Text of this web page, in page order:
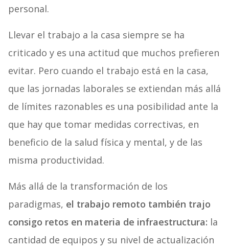
personal.
Llevar el trabajo a la casa siempre se ha
criticado y es una actitud que muchos prefieren
evitar. Pero cuando el trabajo está en la casa,
que las jornadas laborales se extiendan más allá
de límites razonables es una posibilidad ante la
que hay que tomar medidas correctivas, en
beneficio de la salud física y mental, y de las
misma productividad.
Más allá de la transformación de los
paradigmas, el trabajo remoto también trajo
consigo retos en materia de infraestructura: la
cantidad de equipos y su nivel de actualización